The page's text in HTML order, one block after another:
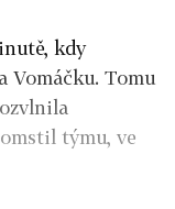
kdy
Vomáčku. Tomu
týmu, ve